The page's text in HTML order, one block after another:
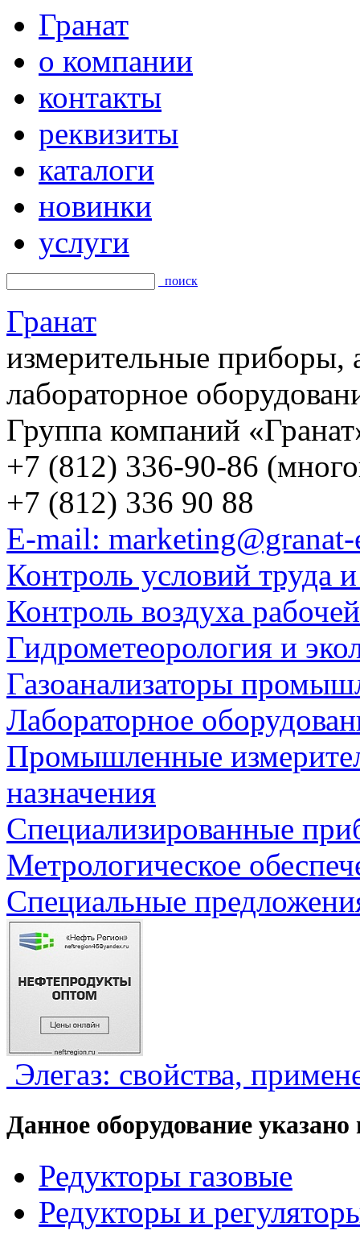
Гранат
о компании
контакты
реквизиты
каталоги
новинки
услуги
поиск
Гранат
измерительные приборы,
лабораторное
Группа компаний
+7 (812) 336-90-86
+7 (812) 336 90 88
E-mail:
Контроль условий труда
Контроль воздуха
Гидрометеорология и
Газоанализаторы
Лабораторное
Промышленные
назначения
Специализированные
Метрологическое
Специальные
Элегаз: свойства,
Данное оборудование
Редукторы газовые
Редукторы и